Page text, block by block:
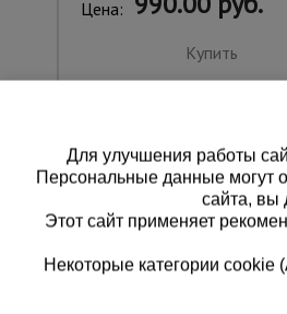
Цена:
Купить
Для улучшения работы
Персональные данные могут
сайта, вы
Этот сайт применяет
Некоторые категории